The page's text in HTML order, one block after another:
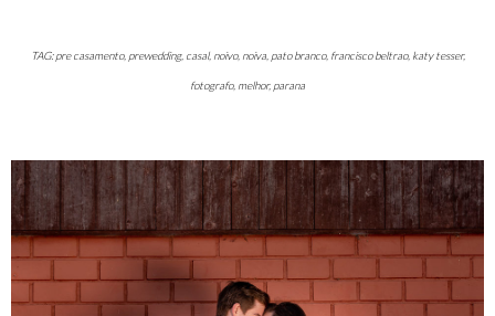
TAG: pre casamento, prewedding, casal, noivo, noiva, pato branco, francisco beltrao, katy tesser,
fotografo, melhor, parana